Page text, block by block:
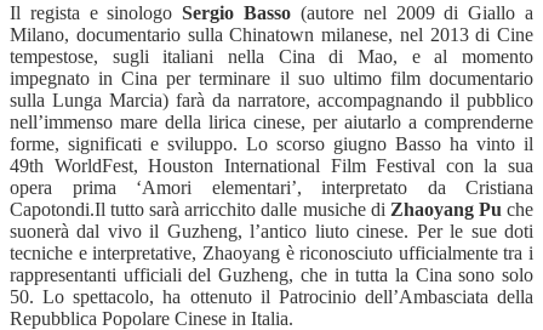
Il regista e sinologoSergio Basso (autore nel 2009 di Giallo a
Milano, documentario sulla Chinatown milanese, nel 2013 di Cine
tempestose, sugli italiani nella Cina di Mao, e al momento
impegnato in Cina per terminare il suo ultimo film documentario
sulla Lunga Marcia) farà da narratore, accompagnando il pubblico
nell’immenso mare della lirica cinese, per aiutarlo a comprenderne
forme, significati e sviluppo. Lo scorso giugno Basso ha vinto il
49th WorldFest, Houston International Film Festival con la sua
opera prima ‘Amori elementari’, interpretato da Cristiana
Capotondi.Il tutto sarà arricchito dalle musiche di Zhaoyang Pu che
suonerà dal vivo il Guzheng, l’antico liuto cinese. Per le sue doti
tecniche e interpretative, Zhaoyang è riconosciuto ufficialmente tra i
rappresentanti ufficiali del Guzheng, che in tutta la Cina sono solo
50. Lo spettacolo, ha ottenuto il Patrocinio dell’Ambasciata della
Repubblica Popolare Cinese in Italia.